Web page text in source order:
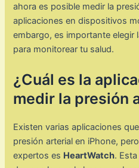
ahora es posible medir la
aplicaciones en dispositivos
embargo, es importante elegir
para monitorear tu salud.
¿Cuál es la
medir la presión
Existen varias aplicaciones
presión arterial en iPhone,
expertos es HeartWatch.